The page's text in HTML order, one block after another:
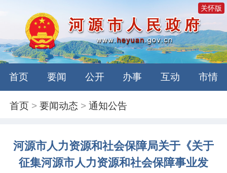
关怀版
首页 要闻 公开 办事 互动 市情
首页 >要闻动态 >通知公告
河源市人力资源和社会保障局关于《关于
征集河源市人力资源和社会保障事业发